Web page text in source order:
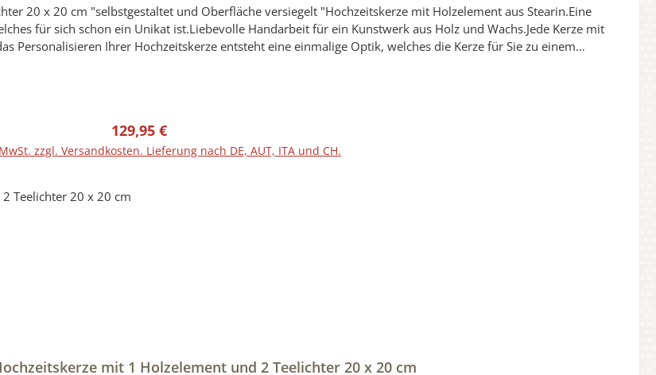
mit Holzelement aus Stearin.Eine
für sich schon ein Unikat ist.Liebevolle Handarbeit für ein Kunstwerk aus Holz und Wachs.Jede Kerze mit
Personalisieren Ihrer Hochzeitskerze entsteht eine einmalige Optik, welches die Kerze für Sie zu einem
der Bestellung.Hersteller-Artikel-Nr.: RUGHZT200217
Regulärer Preis:
129,95 €
zzgl. Versandkosten. Lieferung nach DE, AUT, ITA und CH.
mit 1 Holzelement und 2 Teelichter 20 x 20 cm